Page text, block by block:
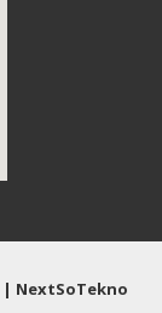
| NextSoTekno